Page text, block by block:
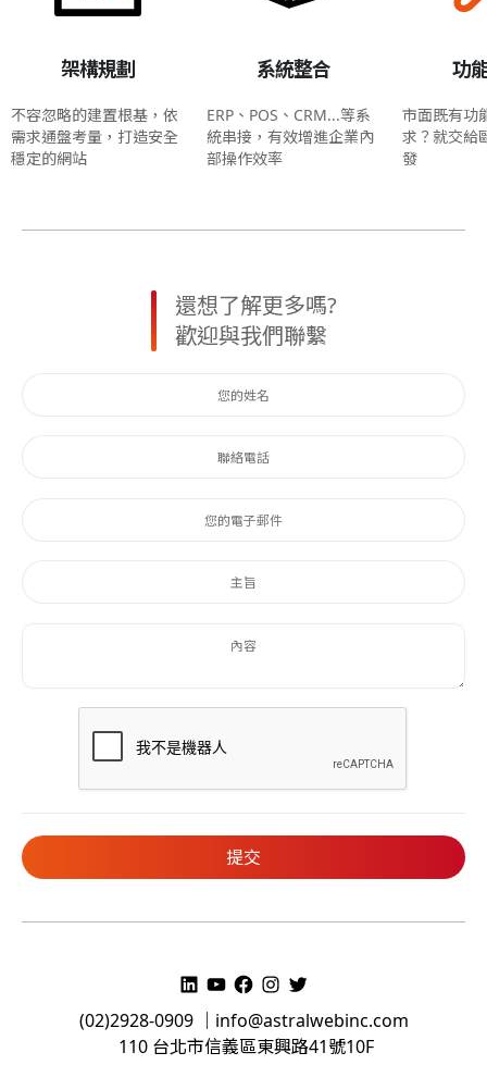
架構規劃
不容忽略的建置根基，依
需求通盤考量，打造安全
穩定的網站
系統整合
ERP、POS、CRM...等系
統串接，有效增進企業內
部操作效率
功
市面既有功
求？就交給
發
還想了解更多嗎?
歡迎與我們聯繫
(02)2928-0909 ｜ info@astralwebinc.com
110 台北市信義區東興路41號10F